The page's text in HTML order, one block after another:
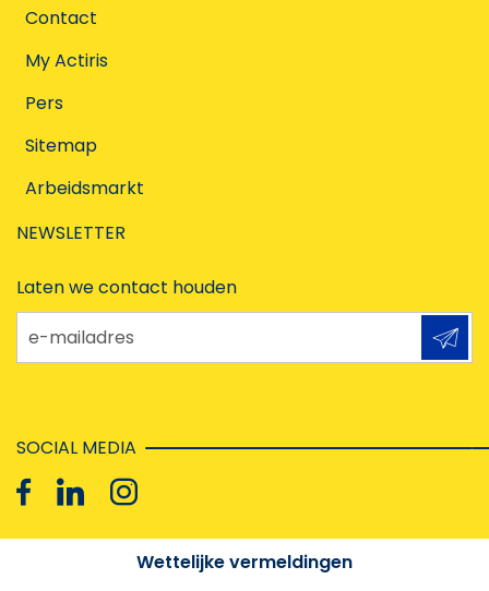
Contact
My Actiris
Pers
Sitemap
Arbeidsmarkt
NEWSLETTER
Laten we contact houden
e-mailadres
SOCIAL MEDIA
Wettelijke vermeldingen